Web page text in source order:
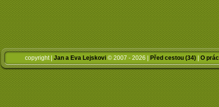
copyright | Jan a Eva Lejskovi © 2007 - 2026 | Před cestou (34) O